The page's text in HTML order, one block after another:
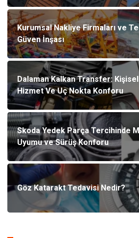
Kurumsal Nakliye Firmaları ve
Güven İnşası
Dalaman Kalkan Transfer:
Hizmet Ve Uç Nokta Konforu
Skoda Yedek Parça Tercihinde
Uyumu ve Sürüş Konforu
Göz Katarakt Tedavisi Nedir?